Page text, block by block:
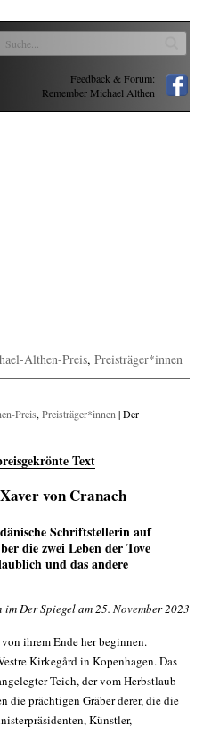
Feedback & Forum:
Remember Michael Althen
Althen-Preis, Preisträger*innen
Preis, Preisträger*innen | Der
Text
von Cranach
Schriftstellerin auf
die zwei Leben der Tove
und das andere
im Der Spiegel am 25. November 2023
ihrem Ende her beginnen.
Kirkegård in Kopenhagen. Das
Teich, der vom Herbstlaub
die prächtigen Gräber derer, die die
Künstler,